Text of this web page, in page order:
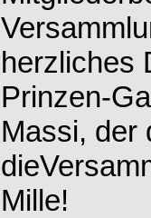
herzliches
Prinzen-
Massi, der
die
Mille!